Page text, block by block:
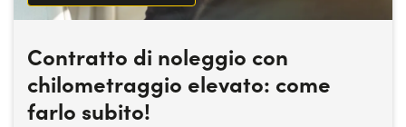
Contratto di noleggio con
chilometraggio elevato: come
farlo subito!